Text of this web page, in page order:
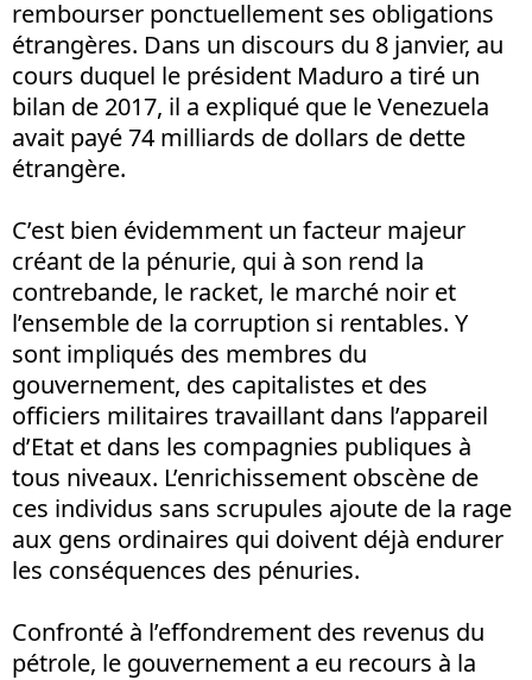
rembourser ponctuellement ses obligations
étrangères. Dans un discours du 8 janvier, au
cours duquel le président Maduro a tiré un
bilan de 2017, il a expliqué que le Venezuela
avait payé 74 milliards de dollars de dette
étrangère.
C’est bien évidemment un facteur majeur
créant de la pénurie, qui à son rend la
contrebande, le racket, le marché noir et
l’ensemble de la corruption si rentables. Y
sont impliqués des membres du
gouvernement, des capitalistes et des
officiers militaires travaillant dans l’appareil
d’Etat et dans les compagnies publiques à
tous niveaux. L’enrichissement obscène de
ces individus sans scrupules ajoute de la rage
aux gens ordinaires qui doivent déjà endurer
les conséquences des pénuries.
Confronté à l’effondrement des revenus du
pétrole, le gouvernement a eu recours à la